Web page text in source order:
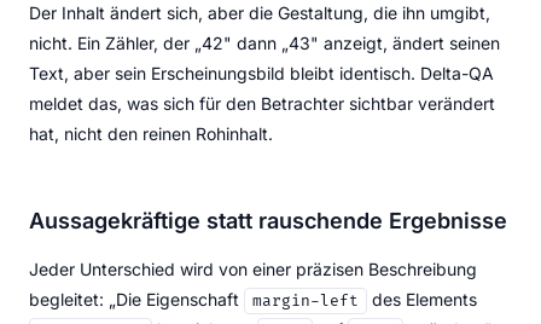
Der Inhalt ändert sich, aber die Gestaltung, die ihn umgibt,
nicht. Ein Zähler, der „42" dann „43" anzeigt, ändert seinen
Text, aber sein Erscheinungsbild bleibt identisch. Delta-QA
meldet das, was sich für den Betrachter sichtbar verändert
hat, nicht den reinen Rohinhalt.
Aussagekräftige statt rauschende Ergebnisse
Jeder Unterschied wird von einer präzisen Beschreibung
begleitet: „Die Eigenschaft
margin-left des Elements